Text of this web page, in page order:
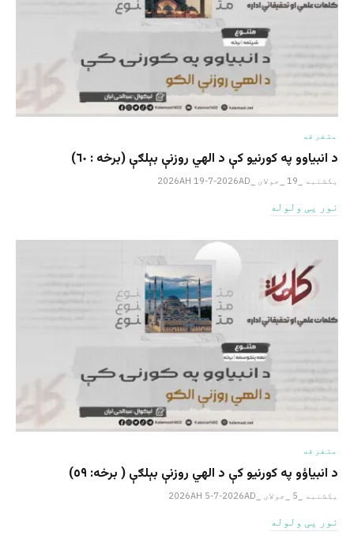
متفرقه
د انبیاوو په کورنیو کې د الهي روزنې بېلګې (برخه : ٦٠)
یکشنبه _19 _جولای _2026AH 19-7-2026AD
نور یی ولوله
متفرقه
د انبیاؤو په کورنیو کې د الهي روزنې بېلګې ( برخه: ٥٩)
یکشنبه _5 _جولای _2026AH 5-7-2026AD
نور یی ولوله